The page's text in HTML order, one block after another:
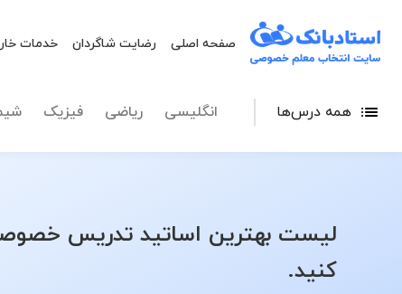
صفحه اصلی رضایت شاگردان خدمات
همه درس‌ها انگلیسی ریاضی فیزیک
لیست بهترین اساتید تدریس
کنید.